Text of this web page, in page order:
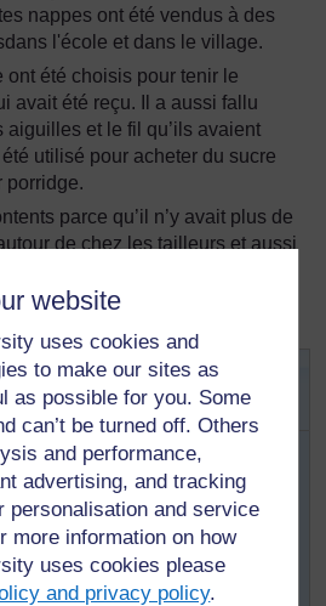
website
uses cookies and
to make our sites as
as possible for you. Some
can’t be turned off. Others
and performance,
advertising, and tracking
personalisation and service
more information on how
uses cookies please
and privacy policy.
nappes ont été vendus à des
l'école et dans le village.
ont été choisis pour tenir le
avait été reçu. Il a aussi fallu
aiguilles et le fil qu’ils avaient
utilisé pour acheter du sucre
porridge.
parce qu’il n’y avait plus de
de chez les tailleurs et aussi
pour notre
de mettre à l’épreuve tout ce que
du travail et de l’emploi en
dont bénéficieront l’école
quelles sont les activités que
faire dans le cadre de projets